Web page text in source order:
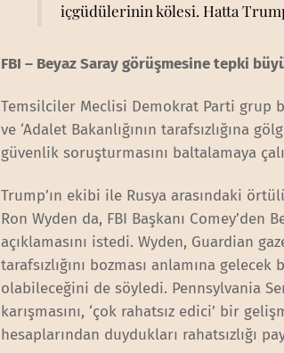
içgüdülerinin kölesi. Hatta
FBI – Beyaz Saray görüşmesine tepki
Temsilciler Meclisi Demokrat Parti grup
ve ‘Adalet Bakanlığının tarafsızlığına
güvenlik soruşturmasını baltalamaya
Trump’ın ekibi ile Rusya arasındaki
Ron Wyden da, FBI Başkanı
açıklamasını istedi. Wyden, Guardian
tarafsızlığını bozması anlamına
olabileceğini de söyledi. Pennsylvania
karışmasını, ‘çok rahatsız edici’ bir
hesaplarından duydukları rahatsızlığı